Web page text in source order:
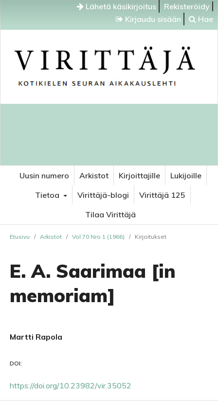
Lähetä käsikirjoitus
Rekisteröidy
Kirjaudu sisään
Hae
Uusin numero Arkistot Kirjoittajille
Lukijoille
Tietoa
Virittäjä-blogi
Virittäjä 125
Tilaa Virittäjä
Etusivu / Arkistot / Vol 70 Nro 1 (1966) / Kirjoitukset
E. A. Saarimaa [in
memoriam]
Martti Rapola
DOI:
https://doi.org/10.23982/vir.35052